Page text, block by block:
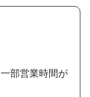
部営業時間が